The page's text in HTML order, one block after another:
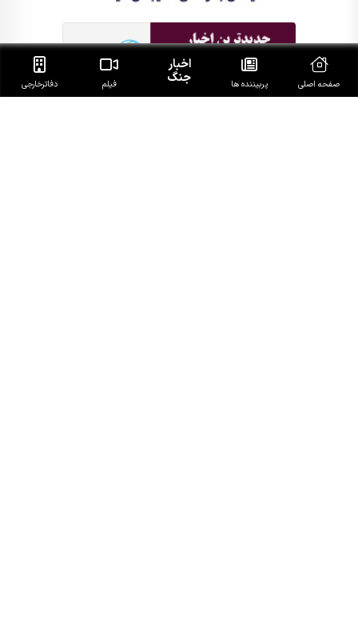
صفحه اصلی پربیننده ها
اخبار
جنگ فیلم دفاتر‌خارجی